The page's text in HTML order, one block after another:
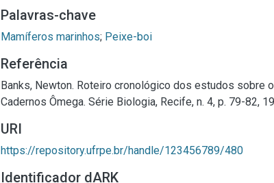
Palavras-chave
Mamíferos marinhos; Peixe-boi
Referência
Banks, Newton. Roteiro cronológico dos estudos sobre
Cadernos Ômega. Série Biologia, Recife, n. 4, p. 79-82,
URI
https://repository.ufrpe.br/handle/123456789/480
Identificador dARK